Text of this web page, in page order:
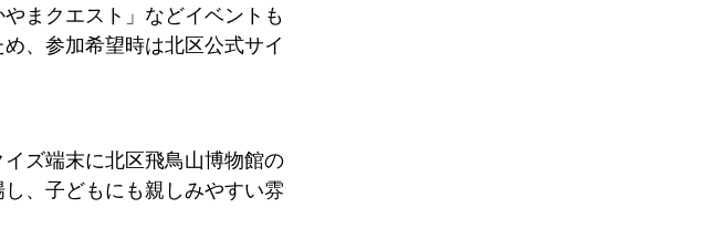
まクエスト」などイベントも
、参加希望時は北区公式サイ
イズ端末に北区飛鳥山博物館の
、子どもにも親しみやすい雰